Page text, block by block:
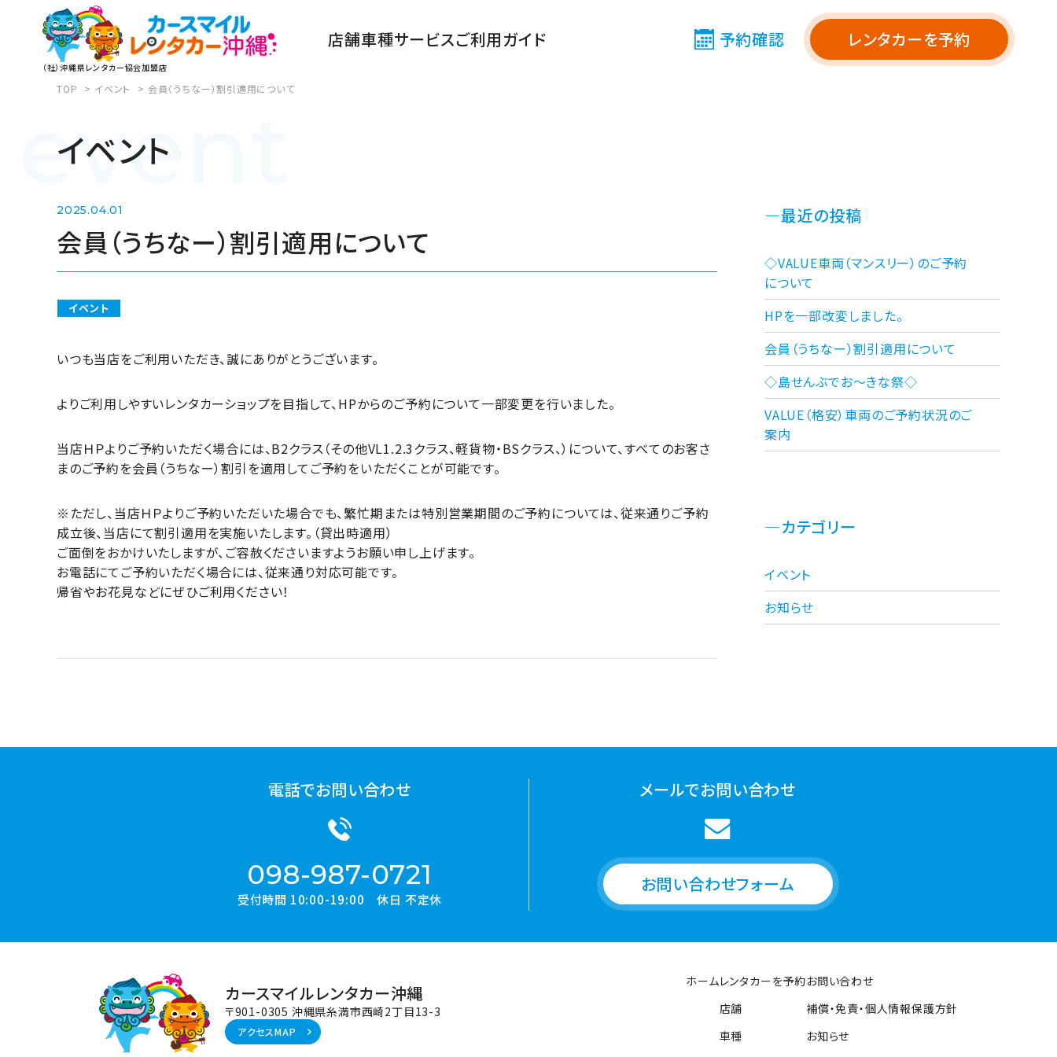
（社）沖縄県レンタカー協会加盟店
店舗車種サービスご利用ガイド 予約確認 レンタカーを予約
TOP イベント 会員（うちなー）割引適用について
event
イベント
2025.04.01
会員（うちなー）割引適用について
イベント
いつも当店をご利用いただき、誠にありがとうございます。
よりご利用しやすいレンタカーショップを目指して、HPからのご予約について一部変更を行いました。
当店ＨＰよりご予約いただく場合には、B2クラス（その他VL1.2.3クラス、軽貨物・BSクラス、）について、すべてのお客さ
まのご予約を会員（うちなー）割引を適用してご予約をいただくことが可能です。
※ただし、当店ＨＰよりご予約いただいた場合でも、繁忙期または特別営業期間のご予約については、従来通りご予約
成立後、当店にて割引適用を実施いたします。（貸出時適用）
ご面倒をおかけいたしますが、ご容赦くださいますようお願い申し上げます。
お電話にてご予約いただく場合には、従来通り対応可能です。
帰省やお花見などにぜひご利用ください！
最近の投稿
◇VALUE車両（マンスリー）のご予約
について
HPを一部改変しました。
会員（うちなー）割引適用について
◇島せんぶでお～きな祭◇
VALUE（格安）車両のご予約状況のご
案内
カテゴリー
イベント
お知らせ
電話でお問い合わせ
098-987-0721
受付時間 10:00-19:00 休日 不定休
メールでお問い合わせ
お問い合わせフォーム
カースマイルレンタカー沖縄
〒901-0305 沖縄県糸満市西崎2丁目13-3
アクセスMAP
ホームレンタカーを予約
店舗
車種
お問い合わせ
補償・免責・個人情報保護方針
お知らせ